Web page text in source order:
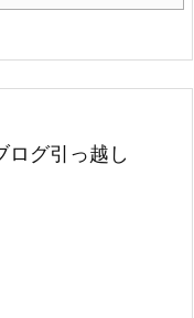
グ引っ越し